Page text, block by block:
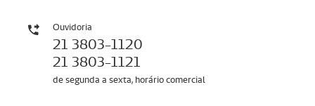
Ouvidoria
21 3803-1120
21 3803-1121
de segunda a sexta, horário comercial